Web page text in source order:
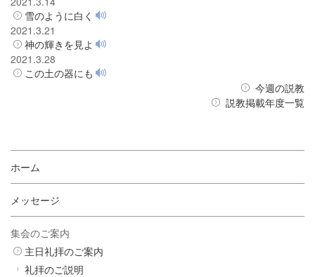
雪のように白く
2021.3.21
神の輝きを見よ
2021.3.28
この土の器にも
今週の説教
説教掲載年度一覧
ホーム
メッセージ
集会のご案内
主日礼拝のご案内
礼拝のご説明